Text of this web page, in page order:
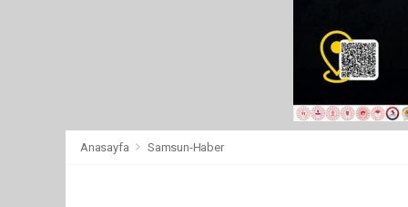
Anasayfa Samsun-Haber